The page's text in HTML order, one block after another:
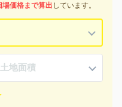
価格まで算出 しています。